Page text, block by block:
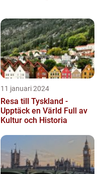
11 januari 2024
Resa till Tyskland -
Upptäck en Värld Full av
Kultur och Historia